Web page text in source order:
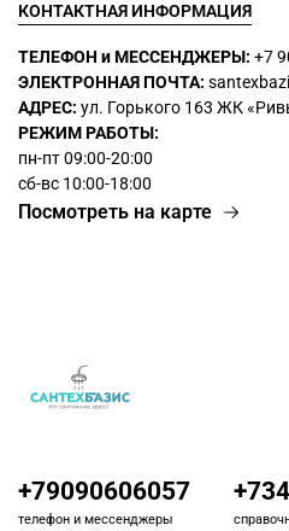
КОНТАКТНАЯ ИНФОРМАЦИЯ
ТЕЛЕФОН и МЕССЕНДЖЕРЫ: +7
ЭЛЕКТРОННАЯ ПОЧТА:
АДРЕС: ул. Горького 163 ЖК
РЕЖИМ РАБОТЫ:
пн-пт 09:00-20:00
сб-вс 10:00-18:00
Посмотреть на карте
+79090606057
телефон и мессенджеры